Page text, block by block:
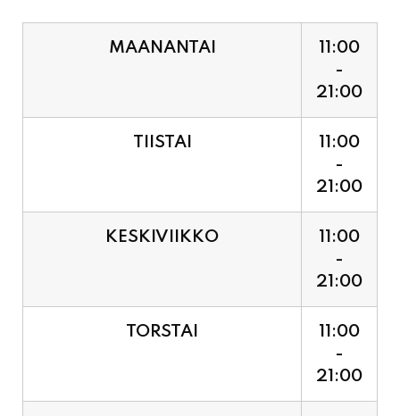
MAANANTAI
11:00
-
21:00
TIISTAI
11:00
-
21:00
KESKIVIIKKO
11:00
-
21:00
TORSTAI
11:00
-
21:00